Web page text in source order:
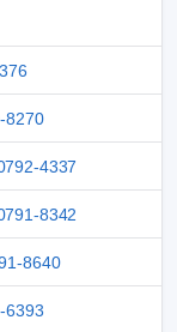
8270
4337
8342
8640
6393